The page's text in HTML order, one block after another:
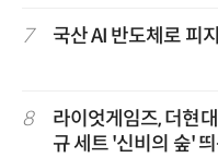
7 국산 AI 반도체로 피
8
라이엇게임즈, 더현
규 세트 '신비의 숲'